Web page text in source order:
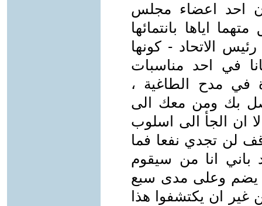
احد اعضاء مجلس
اياها بانتمائها
الاتحاد - كونها
في احد مناسبات
في مدح الطاغية ،
بك ومن معك الى
ان الجأ الى اسلوب
لن تجدي نفعا فما
باني انا من سيقوم
يضم وعلى مدى سبع
غير ان يكتشفوا هذا